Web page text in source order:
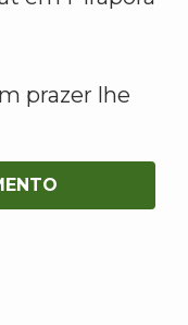
prazer lhe